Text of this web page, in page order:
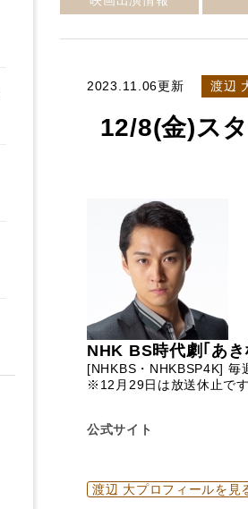
2023.11.06更新 渡辺
12/8(金)ス
NHK BS時代劇｢あ
[NHKBS・NHKBSP4K] 毎
※12月29日は放送休止で
公式サイト
渡辺 大プロフィールを見